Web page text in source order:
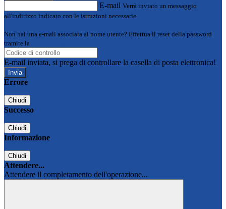
E-mail Verrà inviato un messaggio
all'indirizzo indicato con le istruzioni necessarie.
Non hai una e-mail associata al nome utente? Effettua il reset della password
tramite la
E-mail inviata, si prega di controllare la casella di posta elettronica!
Errore
Chiudi
Successo
Chiudi
Informazione
Chiudi
Attendere...
Attendere il completamento dell'operazione...